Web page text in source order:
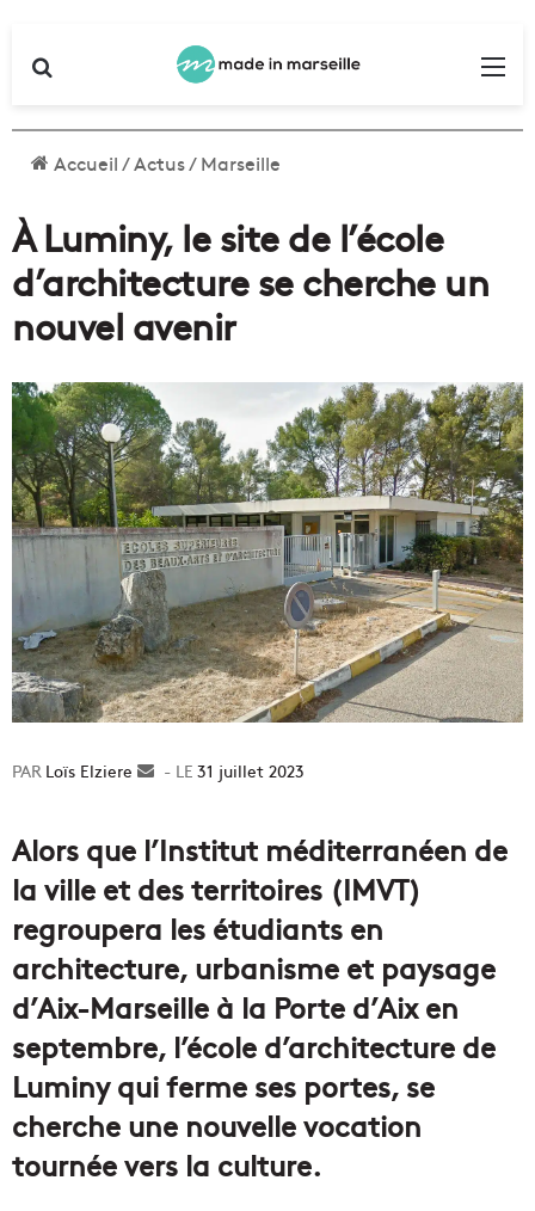
Accueil/Actus/Marseille
À Luminy, le site de l’école
d’architecture se cherche un
nouvel avenir
Loïs Elziere
Envoyer31 juillet 2023
Alors que l’Institut méditerranéen de
la ville et des territoires (IMVT)
regroupera les étudiants en
architecture, urbanisme et paysage
d’Aix-Marseille à la Porte d’Aix en
septembre, l’école d’architecture de
Luminy qui ferme ses portes, se
cherche une nouvelle vocation
tournée vers la culture.